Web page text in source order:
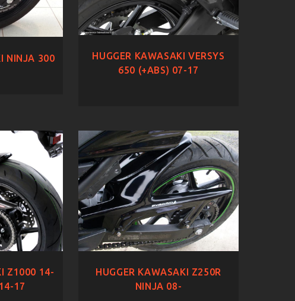
NINJA 300
HUGGER KAWASAKI VERSYS
650 (+ABS) 07-17
Z1000 14-
17
HUGGER KAWASAKI Z250R
NINJA 08-